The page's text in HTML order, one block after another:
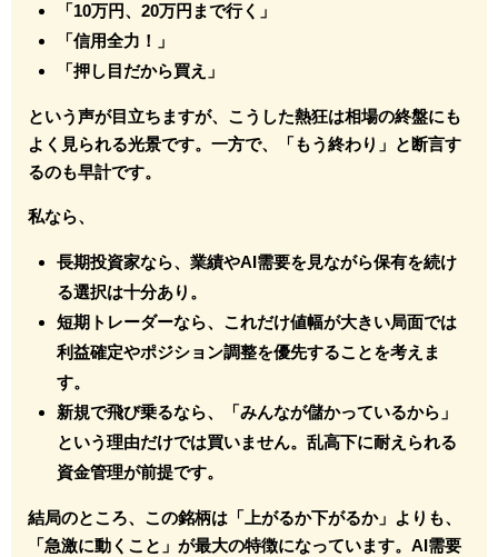
「10万円、20万円まで行く」
「信用全力！」
「押し目だから買え」
という声が目立ちますが、こうした熱狂は相場の終盤にも
よく見られる光景です。一方で、「もう終わり」と断言す
るのも早計です。
私なら、
長期投資家なら、業績やAI需要を見ながら保有を続け
る選択は十分あり。
短期トレーダーなら、これだけ値幅が大きい局面では
利益確定やポジション調整を優先することを考えま
す。
新規で飛び乗るなら、「みんなが儲かっているから」
という理由だけでは買いません。乱高下に耐えられる
資金管理が前提です。
結局のところ、この銘柄は「上がるか下がるか」よりも、
「急激に動くこと」が最大の特徴になっています。AI需要